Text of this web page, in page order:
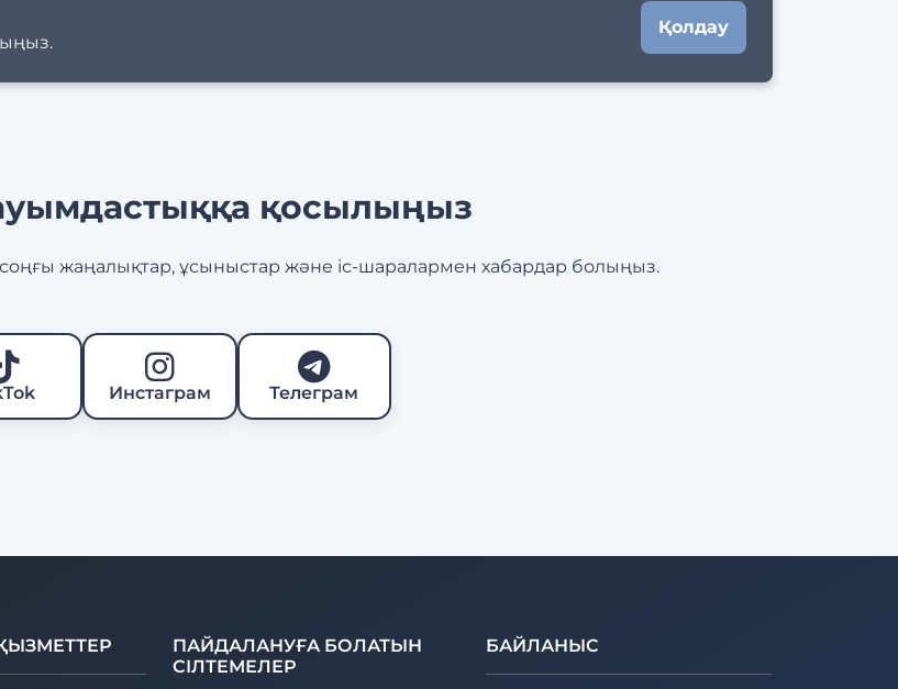
Қолдау
қосылыңыз
соңғы жаңалықтар, ұсыныстар және іс-шаралармен хабардар болыңыз.
Инстаграм Телеграм
ПАЙДАЛАНУҒА БОЛАТЫН
СІЛТЕМЕЛЕР
БАЙЛАНЫС